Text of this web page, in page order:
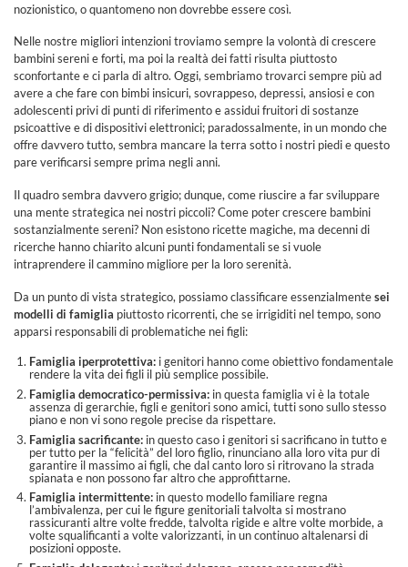
nozionistico, o quantomeno non dovrebbe essere così.
Nelle nostre migliori intenzioni troviamo sempre la volontà di crescere
bambini sereni e forti, ma poi la realtà dei fatti risulta piuttosto
sconfortante e ci parla di altro. Oggi, sembriamo trovarci sempre più ad
avere a che fare con bimbi insicuri, sovrappeso, depressi, ansiosi e con
adolescenti privi di punti di riferimento e assidui fruitori di sostanze
psicoattive e di dispositivi elettronici; paradossalmente, in un mondo che
offre davvero tutto, sembra mancare la terra sotto i nostri piedi e questo
pare verificarsi sempre prima negli anni.
Il quadro sembra davvero grigio; dunque, come riuscire a far sviluppare
una mente strategica nei nostri piccoli? Come poter crescere bambini
sostanzialmente sereni? Non esistono ricette magiche, ma decenni di
ricerche hanno chiarito alcuni punti fondamentali se si vuole
intraprendere il cammino migliore per la loro serenità.
Da un punto di vista strategico, possiamo classificare essenzialmentesei
modelli di famiglia piuttosto ricorrenti, che se irrigiditi nel tempo, sono
apparsi responsabili di problematiche nei figli:
Famiglia iperprotettiva:i genitori hanno come obiettivo fondamentale
rendere la vita dei figli il più semplice possibile.
Famiglia democratico-permissiva:in questa famiglia vi è la totale
assenza di gerarchie, figli e genitori sono amici, tutti sono sullo stesso
piano e non vi sono regole precise da rispettare.
Famiglia sacrificante:in questo caso i genitori si sacrificano in tutto e
per tutto per la “felicità” del loro figlio, rinunciano alla loro vita pur di
garantire il massimo ai figli, che dal canto loro si ritrovano la strada
spianata e non possono far altro che approfittarne.
Famiglia intermittente:in questo modello familiare regna
l’ambivalenza, per cui le figure genitoriali talvolta si mostrano
rassicuranti altre volte fredde, talvolta rigide e altre volte morbide, a
volte squalificanti a volte valorizzanti, in un continuo altalenarsi di
posizioni opposte.